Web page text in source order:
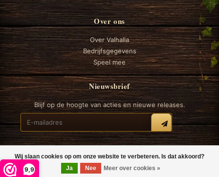
9,9
Wij slaan cookies op om onze website te verbeteren. Is dat akkoord?
Ja
Nee Meer over cookies »
Over ons
Over Valhalla
Bedrijfsgegevens
Speel mee
Nieuwsbrief
Blijf op de hoogte van acties en nieuwe releases.
© 2026 Valhalla Boardgames
Algemene voorwaardenPrivacy Cookiebeleid